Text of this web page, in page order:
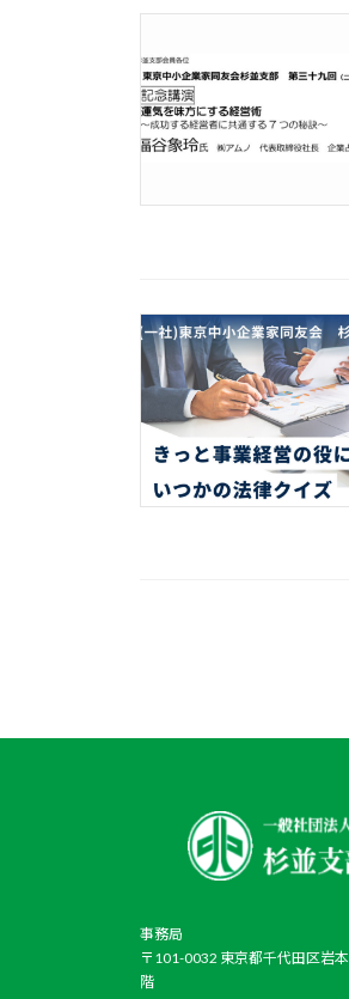
の
送
り
事務局
〒101-0032 東京都千代田区岩
階